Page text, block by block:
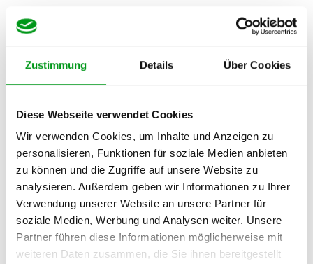
Zustimmung Details Über Cookies
Diese Webseite verwendet Cookies
Wir verwenden Cookies, um Inhalte und Anzeigen zu
personalisieren, Funktionen für soziale Medien anbieten
zu können und die Zugriffe auf unsere Website zu
analysieren. Außerdem geben wir Informationen zu Ihrer
Verwendung unserer Website an unsere Partner für
soziale Medien, Werbung und Analysen weiter. Unsere
Partner führen diese Informationen möglicherweise mit
weiteren Daten zusammen, die Sie ihnen bereitgestellt
Fake-Profile erkennen: So entlarvst
du Betrüger sofort
vonAnne-Sofie 8. August 2026
Neben echten Singles tummeln sich auf den Plattformen
leider unzählige Betrüger. Gerade als Mann bist du ein
beliebtes Ziel für manipulierte Accounts. Wir zeigen
dir…Weiterlesen »